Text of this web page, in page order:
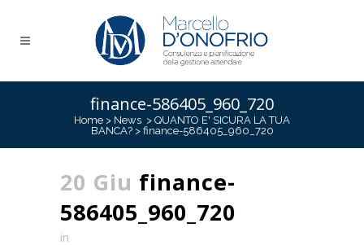
finance-586405_960_720
Home > News > QUANTO E' SICURA LA TUA
BANCA?> finance-586405_960_720
20 Giu finance-
586405_960_720
in